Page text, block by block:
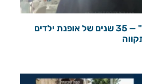
הכירו את "שקוף" — 35 שנים של אופנת ילדים